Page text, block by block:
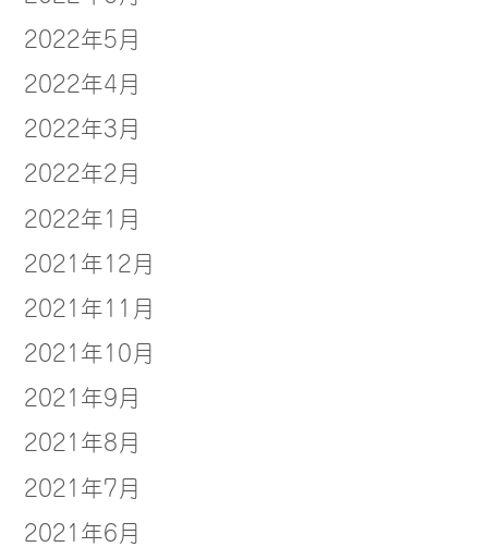
2022年5月
2022年4月
2022年3月
2022年2月
2022年1月
2021年12月
2021年11月
2021年10月
2021年9月
2021年8月
2021年7月
2021年6月